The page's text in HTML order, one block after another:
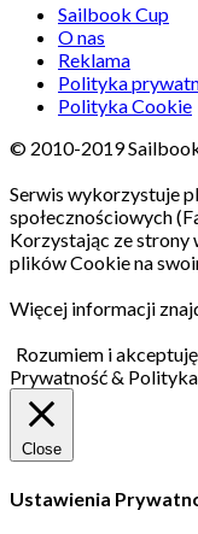
Sailbook Cup
O nas
Reklama
Polityka
Polityka Cookie
© 2010-2019
Serwis wykorzystuje
społecznościowych
Korzystając ze strony
plików Cookie na
Więcej informacji
Rozumiem i akceptuję
Prywatność &
Close
Ustawienia